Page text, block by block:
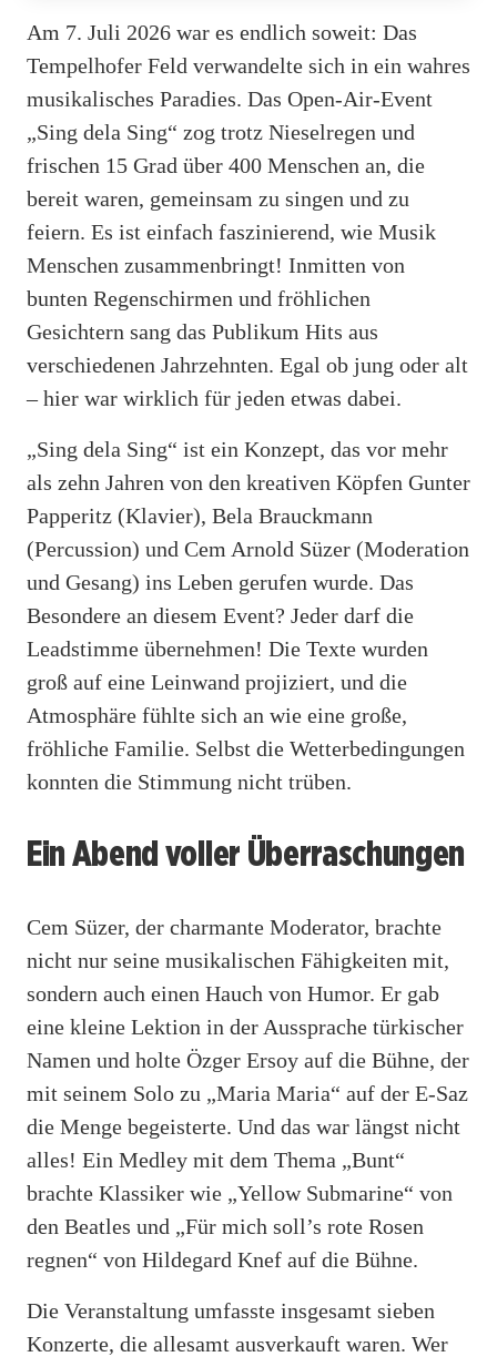
Am 7. Juli 2026 war es endlich soweit: Das
Tempelhofer Feld verwandelte sich in ein wahres
musikalisches Paradies. Das Open-Air-Event
„Sing dela Sing“ zog trotz Nieselregen und
frischen 15 Grad über 400 Menschen an, die
bereit waren, gemeinsam zu singen und zu
feiern. Es ist einfach faszinierend, wie Musik
Menschen zusammenbringt! Inmitten von
bunten Regenschirmen und fröhlichen
Gesichtern sang das Publikum Hits aus
verschiedenen Jahrzehnten. Egal ob jung oder alt
– hier war wirklich für jeden etwas dabei.
„Sing dela Sing“ ist ein Konzept, das vor mehr
als zehn Jahren von den kreativen Köpfen Gunter
Papperitz (Klavier), Bela Brauckmann
(Percussion) und Cem Arnold Süzer (Moderation
und Gesang) ins Leben gerufen wurde. Das
Besondere an diesem Event? Jeder darf die
Leadstimme übernehmen! Die Texte wurden
groß auf eine Leinwand projiziert, und die
Atmosphäre fühlte sich an wie eine große,
fröhliche Familie. Selbst die Wetterbedingungen
konnten die Stimmung nicht trüben.
Ein Abend voller Überraschungen
Cem Süzer, der charmante Moderator, brachte
nicht nur seine musikalischen Fähigkeiten mit,
sondern auch einen Hauch von Humor. Er gab
eine kleine Lektion in der Aussprache türkischer
Namen und holte Özger Ersoy auf die Bühne, der
mit seinem Solo zu „Maria Maria“ auf der E-Saz
die Menge begeisterte. Und das war längst nicht
alles! Ein Medley mit dem Thema „Bunt“
brachte Klassiker wie „Yellow Submarine“ von
den Beatles und „Für mich soll’s rote Rosen
regnen“ von Hildegard Knef auf die Bühne.
Die Veranstaltung umfasste insgesamt sieben
Konzerte, die allesamt ausverkauft waren. Wer